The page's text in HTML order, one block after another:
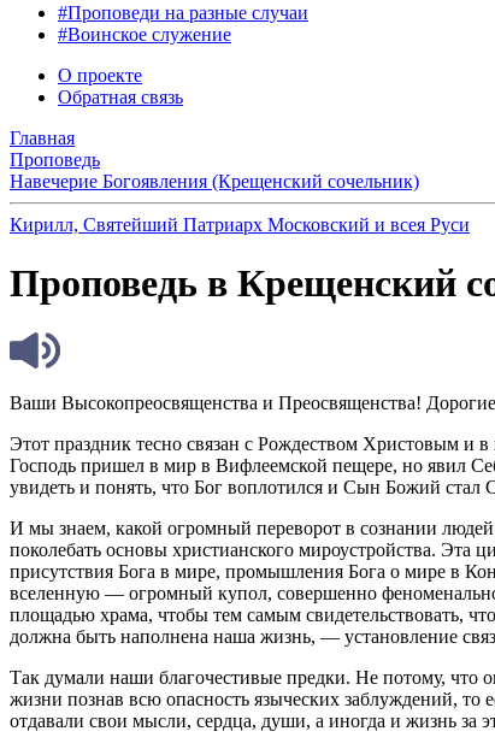
#Проповеди на разные случаи
#Воинское служение
О проекте
Обратная связь
Главная
Проповедь
Навечерие Богоявления (Крещенский сочельник)
Кирилл, Святейший Патриарх Московский и всея Руси
Проповедь в Крещенский
Ваши Высокопреосвященства и Преосвященства!
Этот праздник тесно связан с Рождеством Христовым и
Господь пришел в мир в Вифлеемской пещере, но явил
увидеть и понять, что Бог воплотился и Сын Божий
И мы знаем, какой огромный переворот в сознании людей
поколебать основы христианского мироустройства. Эта
присутствия Бога в мире, промышления Бога о мире в
вселенную — огромный купол, совершенно
площадью храма, чтобы тем самым свидетельствовать,
должна быть наполнена наша жизнь, — установление
Так думали наши благочестивые предки. Не потому,
жизни познав всю опасность языческих заблуждений,
отдавали свои мысли, сердца, души, а иногда и жизнь за